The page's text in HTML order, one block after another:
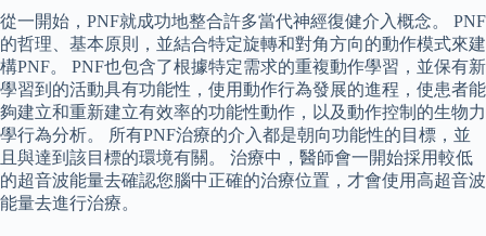
從一開始，PNF就成功地整合許多當代神經復健介入概念。 PNF
的哲理、基本原則，並結合特定旋轉和對角方向的動作模式來建
構PNF。 PNF也包含了根據特定需求的重複動作學習，並保有新
學習到的活動具有功能性，使用動作行為發展的進程，使患者能
夠建立和重新建立有效率的功能性動作，以及動作控制的生物力
學行為分析。 所有PNF治療的介入都是朝向功能性的目標，並
且與達到該目標的環境有關。 治療中，醫師會一開始採用較低
的超音波能量去確認您腦中正確的治療位置，才會使用高超音波
能量去進行治療。